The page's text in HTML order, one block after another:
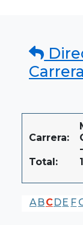
Carrera
Carrera:
Total:
A BCDE F